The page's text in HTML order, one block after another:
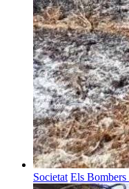
Societat Els Bombers